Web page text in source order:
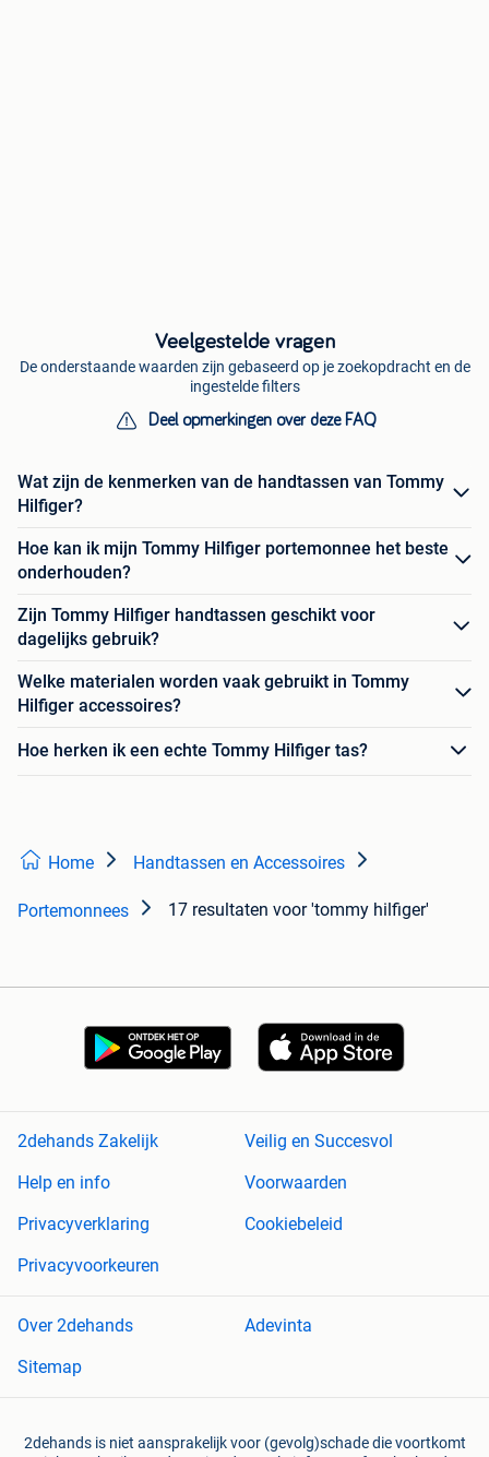
Veelgestelde vragen
De onderstaande waarden zijn gebaseerd op je zoekopdracht en de
ingestelde filters
Deel opmerkingen over deze FAQ
Wat zijn de kenmerken van de handtassen van Tommy
Hilfiger?
Hoe kan ik mijn Tommy Hilfiger portemonnee het beste
onderhouden?
Zijn Tommy Hilfiger handtassen geschikt voor
dagelijks gebruik?
Welke materialen worden vaak gebruikt in Tommy
Hilfiger accessoires?
Hoe herken ik een echte Tommy Hilfiger tas?
Home Handtassen en Accessoires
Portemonnees 17 resultaten voor 'tommy hilfiger'
2dehands Zakelijk
Veilig en Succesvol
Help en info
Voorwaarden
Privacyverklaring
Cookiebeleid
Privacyvoorkeuren
Over 2dehands
Adevinta
Sitemap
2dehands is niet aansprakelijk voor (gevolg)schade die voortkomt